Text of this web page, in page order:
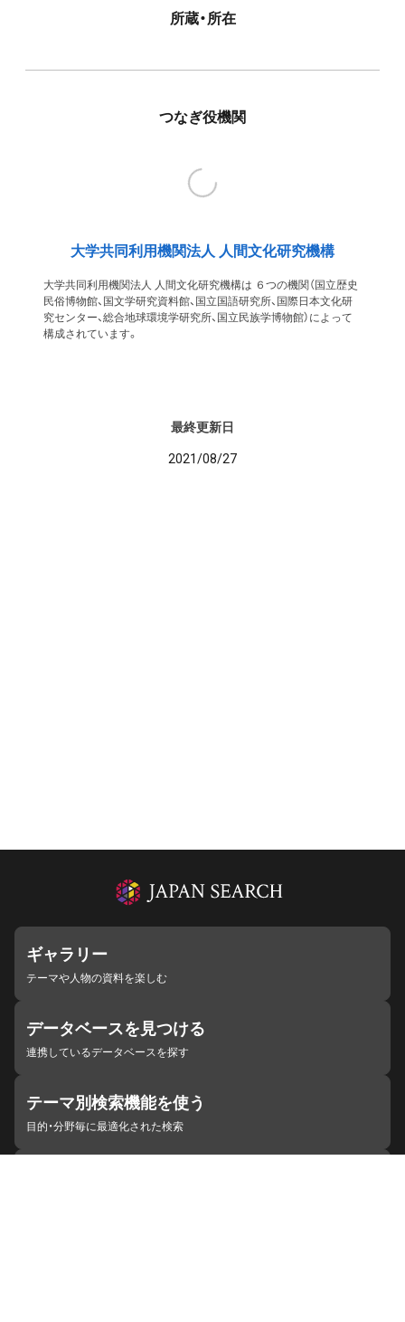
所蔵・所在
つなぎ役機関
大学共同利用機関法人 人間文化研究機構
大学共同利用機関法人 人間文化研究機構は ６つの機関（国立歴史
民俗博物館、国文学研究資料館、国立国語研究所、国際日本文化研
究センター、総合地球環境学研究所、国立民族学博物館）によって
構成されています。
最終更新日
2021/08/27
ギャラリー
テーマや人物の資料を楽しむ
データベースを見つける
連携しているデータベースを探す
テーマ別検索機能を使う
目的・分野毎に最適化された検索